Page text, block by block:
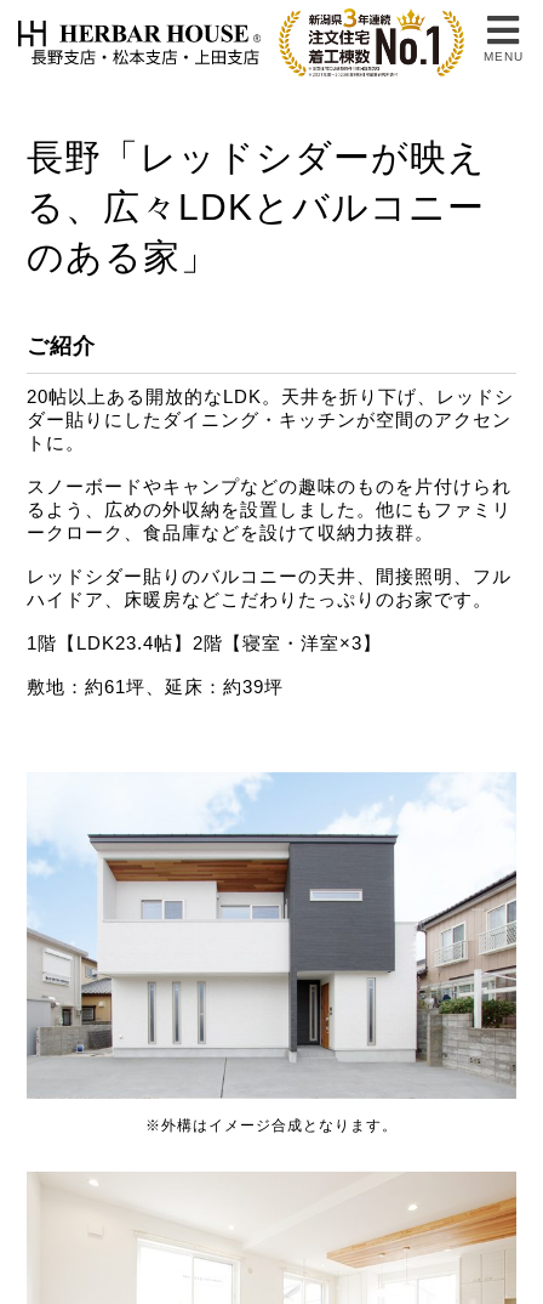
MENU
長野「レッドシダーが映え
る、広々LDKとバルコニー
のある家」
ご紹介
20帖以上ある開放的なLDK。天井を折り下げ、レッドシ
ダー貼りにしたダイニング・キッチンが空間のアクセン
トに。
スノーボードやキャンプなどの趣味のものを片付けられ
るよう、広めの外収納を設置しました。他にもファミリ
ークローク、食品庫などを設けて収納力抜群。
レッドシダー貼りのバルコニーの天井、間接照明、フル
ハイドア、床暖房などこだわりたっぷりのお家です。
1階【LDK23.4帖】2階【寝室・洋室×3】
敷地：約61坪、延床：約39坪
※外構はイメージ合成となります。